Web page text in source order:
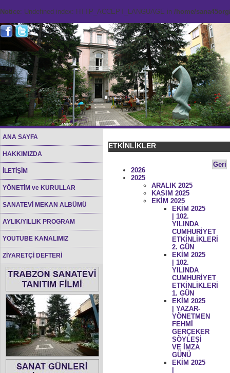
Notice: Undefined index: HTTP_ACCEPT_LANGUAGE in /home/
ANA SAYFA
HAKKIMIZDA
İLETİŞİM
YÖNETİM ve KURULLAR
SANATEVİ MEKAN ALBÜMÜ
AYLIK/YILLIK PROGRAM
YOUTUBE KANALIMIZ
ZİYARETÇİ DEFTERİ
ETKİNLİKLER
Geri
2026
2025
ARALIK 2025
KASIM 2025
EKİM 2025
EKİM 2025
| 102.
YILINDA
CUMHURİYET
ETKİNLİKLERİ
2. GÜN
EKİM 2025
| 102.
YILINDA
CUMHURİYET
ETKİNLİKLERİ
1. GÜN
EKİM 2025
| YAZAR-
YÖNETMEN
FEHMİ
GERÇEKER
SÖYLEŞİ
VE İMZA
GÜNÜ
EKİM 2025